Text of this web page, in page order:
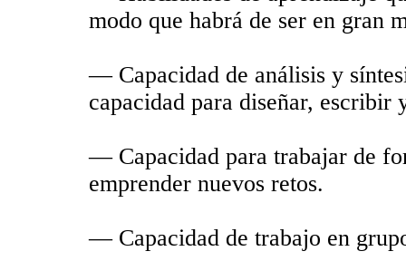
modo que habrá de ser en gran
— Capacidad de análisis y
capacidad para diseñar, escribir
— Capacidad para trabajar de
emprender nuevos retos.
— Capacidad de trabajo en